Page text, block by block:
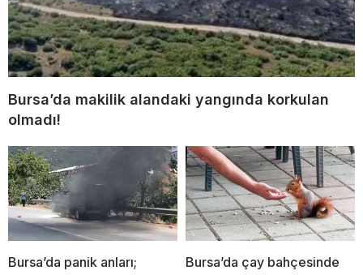
Bursa’da makilik alandaki yangında korkulan
olmadı!
Bursa’da panik anları;
Bursa’da çay bahçesinde